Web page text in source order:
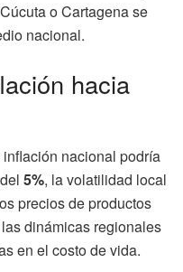
o Cartagena se
nacional.
hacia
nacional podría
5%, la volatilidad local
precios de productos
dinámicas regionales
en el costo de vida.